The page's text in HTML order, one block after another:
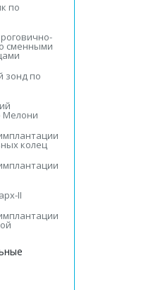
по
сменными
зонд по
Мелони
колец
II